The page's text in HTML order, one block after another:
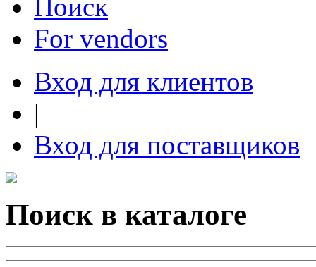
Поиск
For vendors
Вход для клиентов
|
Вход для поставщиков
Поиск в каталоге